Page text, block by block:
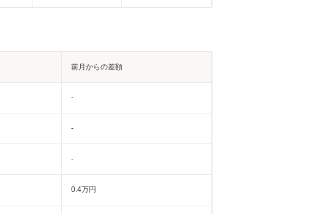
前月からの差額
-
-
-
0.4万円